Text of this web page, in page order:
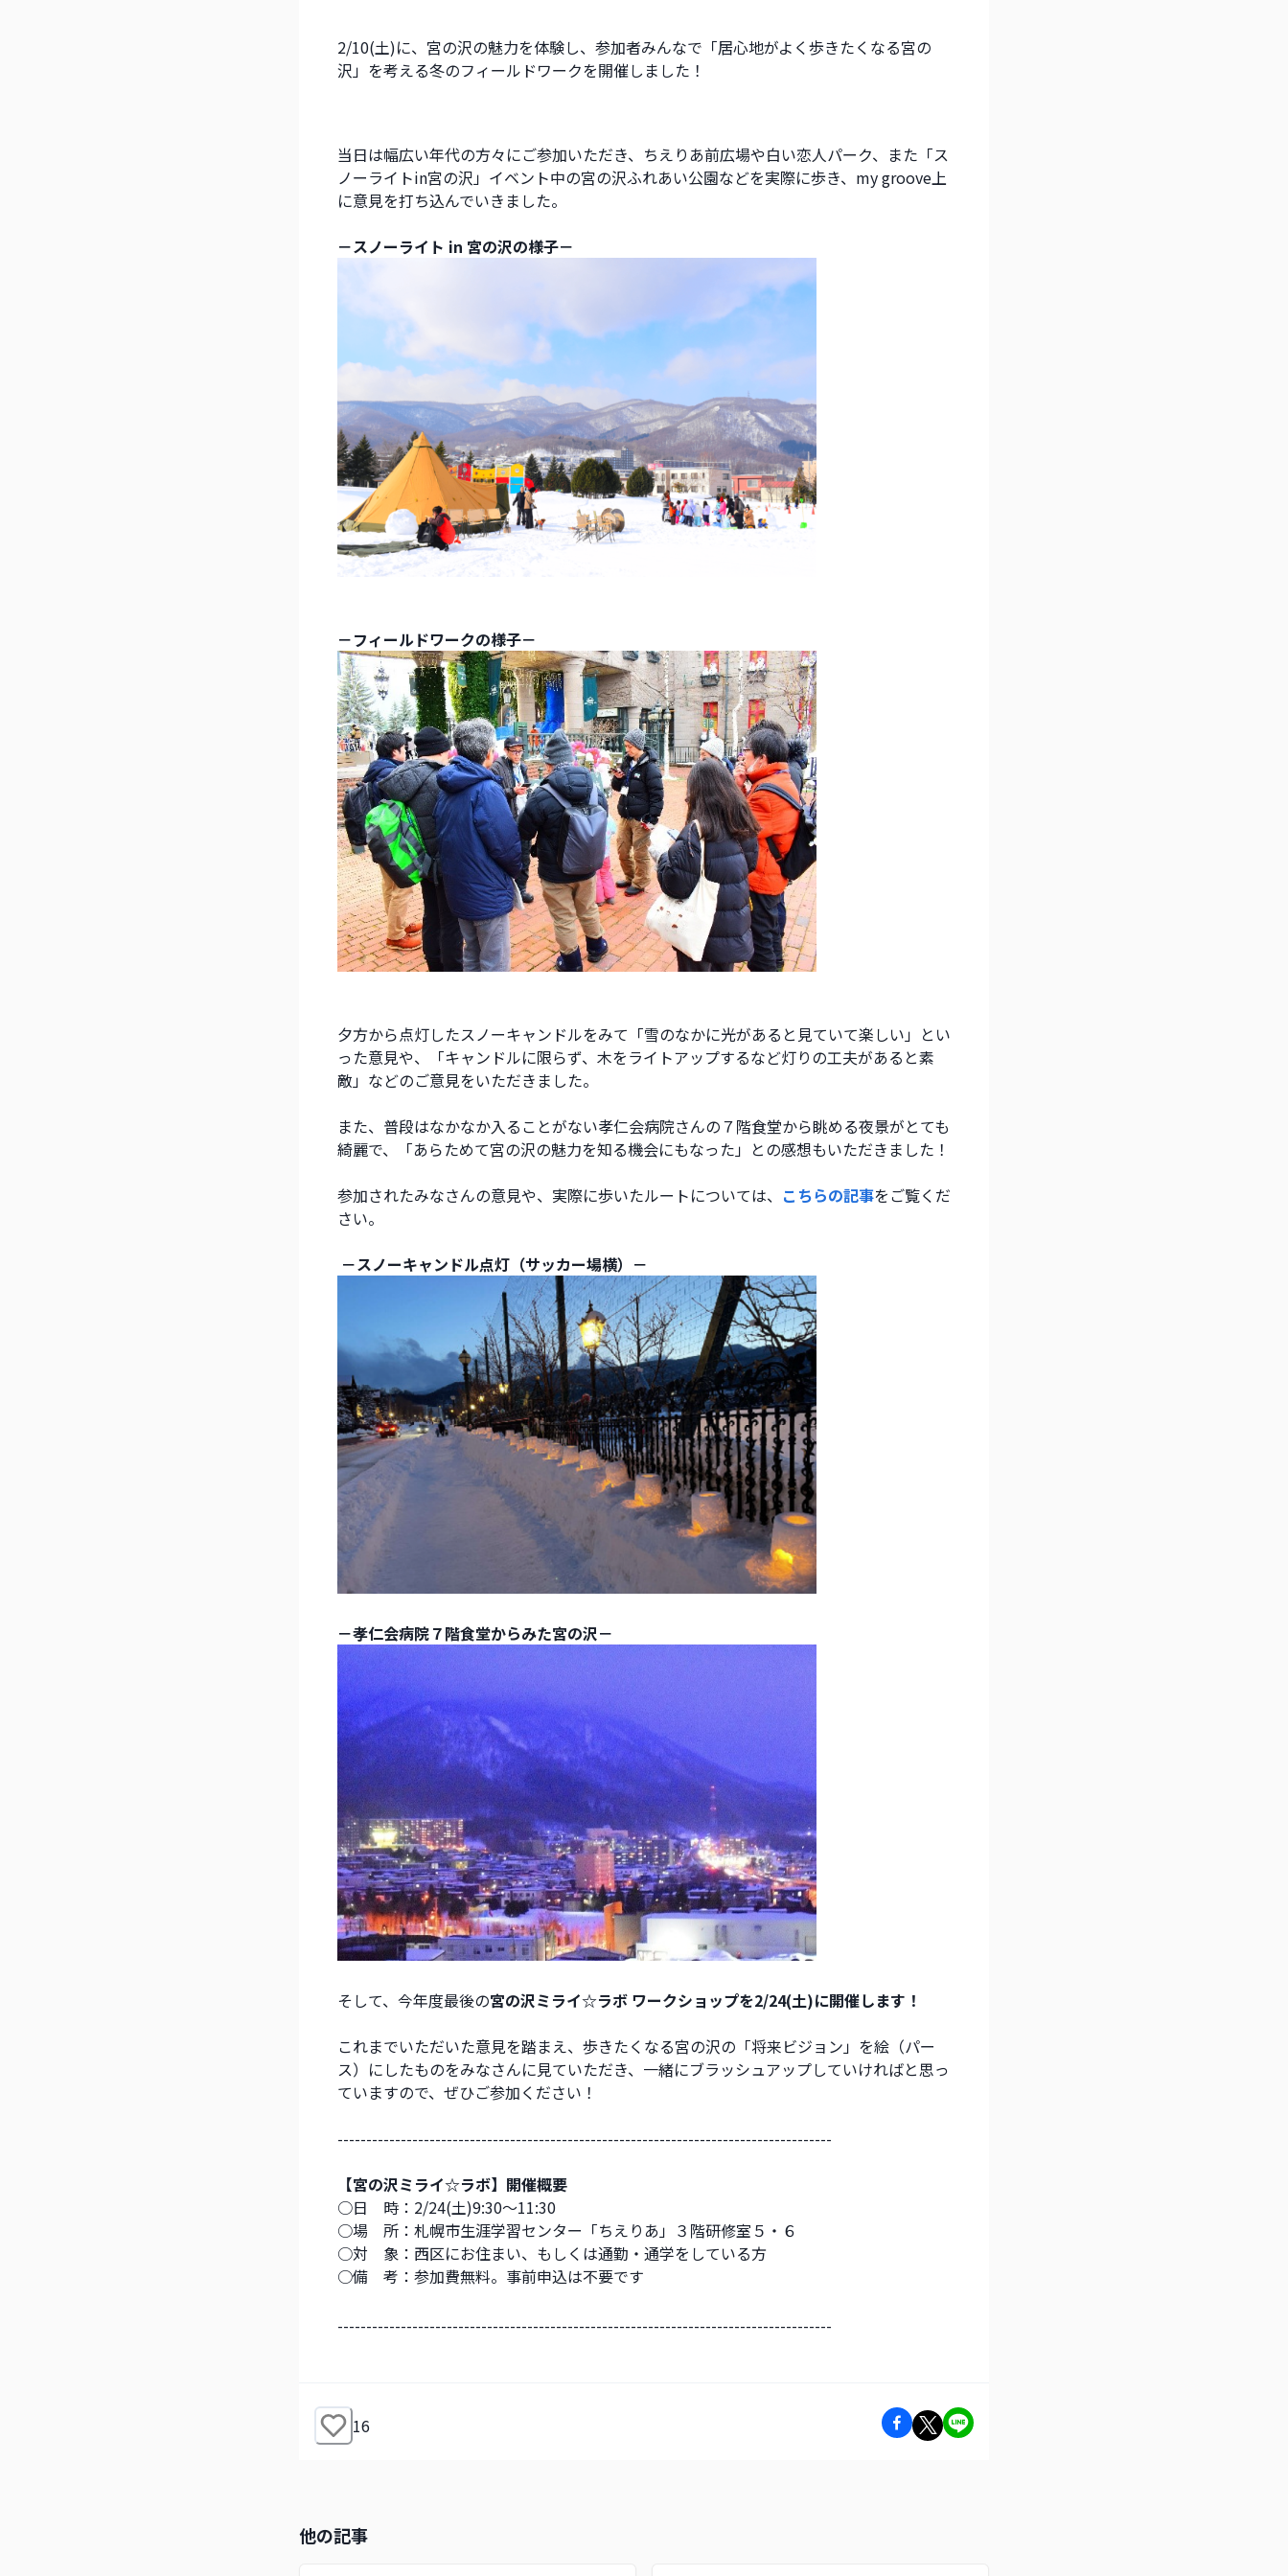
2/10(土)に、宮の沢の魅力を体験し、参加者みんなで「居心地がよく歩きたくなる宮の
沢」を考える冬のフィールドワークを開催しました！
当日は幅広い年代の方々にご参加いただき、ちえりあ前広場や白い恋人パーク、また「ス
ノーライトin宮の沢」イベント中の宮の沢ふれあい公園などを実際に歩き、my groove上
に意見を打ち込んでいきました。
－スノーライト in 宮の沢の様子－
－フィールドワークの様子－
夕方から点灯したスノーキャンドルをみて「雪のなかに光があると見ていて楽しい」とい
った意見や、「キャンドルに限らず、木をライトアップするなど灯りの工夫があると素
敵」などのご意見をいただきました。
また、普段はなかなか入ることがない孝仁会病院さんの７階食堂から眺める夜景がとても
綺麗で、「あらためて宮の沢の魅力を知る機会にもなった」との感想もいただきました！
参加されたみなさんの意見や、実際に歩いたルートについては、 こちらの記事をご覧くだ
さい。
－スノーキャンドル点灯（サッカー場横）－
－孝仁会病院７階食堂からみた宮の沢－
そして、今年度最後の宮の沢ミライ☆ラボ ワークショップを2/24(土)に開催します！
これまでいただいた意見を踏まえ、歩きたくなる宮の沢の「将来ビジョン」を絵（パー
ス）にしたものをみなさんに見ていただき、一緒にブラッシュアップしていければと思っ
ていますので、ぜひご参加ください！
--------------------------------------------------------------------------------------
【宮の沢ミライ☆ラボ】開催概要
○日　時：2/24(土)9:30～11:30
○場　所：札幌市生涯学習センター「ちえりあ」３階研修室５・６
○対　象：西区にお住まい、もしくは通勤・通学をしている方
○備　考：参加費無料。事前申込は不要です
--------------------------------------------------------------------------------------
16
他の記事